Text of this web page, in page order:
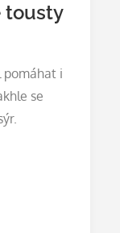
tousty
pomáhat i
se